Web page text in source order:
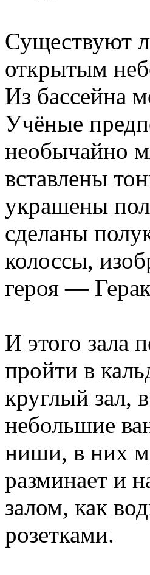
Существуют
открытым
Из бассейна
Учёные
необычайно
вставлены
украшены
сделаны
колоссы,
героя —
И этого зала
пройти в
круглый зал,
небольшие
ниши, в них
разминает и
залом, как
розетками.